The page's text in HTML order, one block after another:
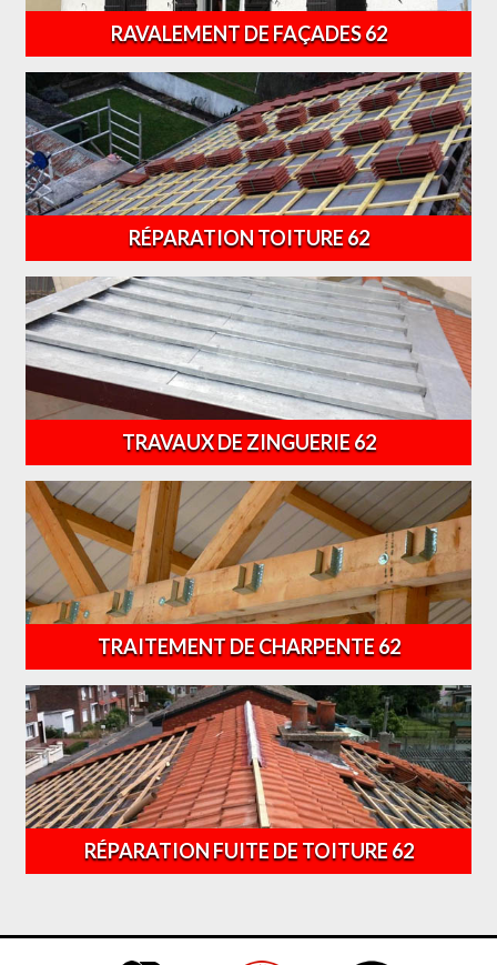
RAVALEMENT DE FAÇADES 62
RÉPARATION TOITURE 62
TRAVAUX DE ZINGUERIE 62
TRAITEMENT DE CHARPENTE 62
RÉPARATION FUITE DE TOITURE 62